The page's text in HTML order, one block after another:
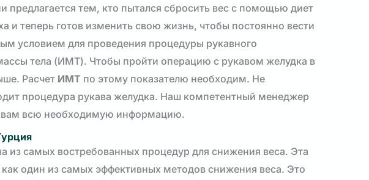
предлагается тем, кто пытался сбросить вес с помощью диет
и теперь готов изменить свою жизнь, чтобы постоянно вести
условием для проведения процедуры рукавного
тела (ИМТ). Чтобы пройти операцию с рукавом желудка в
Расчет ИМТ по этому показателю необходим. Не
процедура рукава желудка. Наш компетентный менеджер
вам всю необходимую информацию.
самых востребованных процедур для снижения веса. Эта
один из самых эффективных методов снижения веса. Это